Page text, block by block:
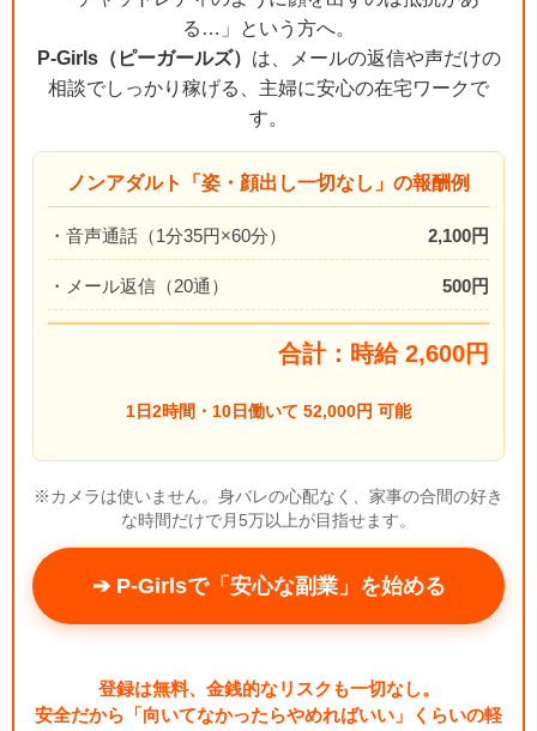
る…」という方へ。
P-Girls（ピーガールズ） は、メールの返信や声だけの
相談でしっかり稼げる、主婦に安心の在宅ワークで
す。
ノンアダルト「姿・顔出し一切なし」の報酬例
・音声通話（1分35円×60分） 2,100円
・メール返信（20通） 500円
合計：時給 2,600円
1日2時間・10日働いて 52,000円 可能
※カメラは使いません。身バレの心配なく、家事の合間の好き
な時間だけで月5万以上が目指せます。
➔ P-Girlsで「安心な副業」を始める
登録は無料、金銭的なリスクも一切なし。
安全だから「向いてなかったらやめればいい」くらいの軽